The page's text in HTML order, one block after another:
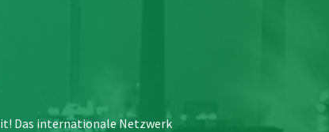
Das internationale Netzwerk